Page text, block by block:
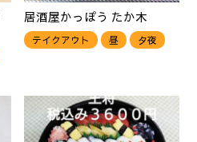
居酒屋かっぽう たか木
テイクアウト 昼 夕夜